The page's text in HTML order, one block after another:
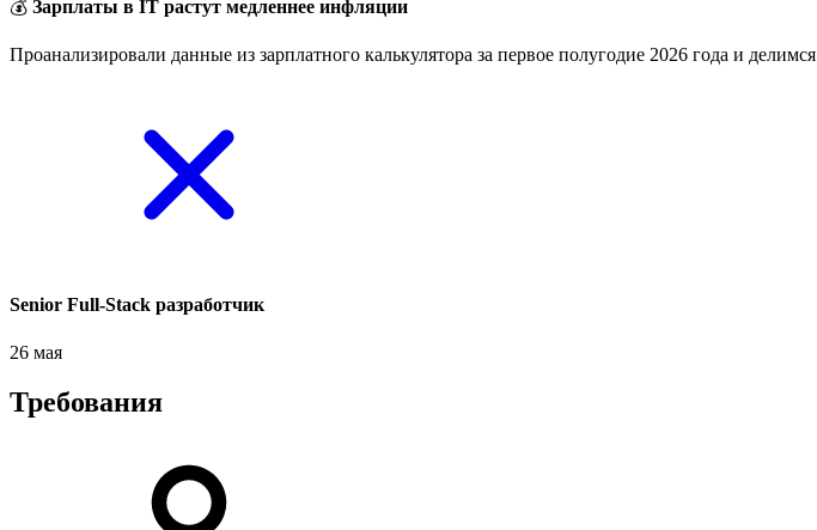
💰 Зарплаты в IT растут медленнее инфляции
Проанализировали данные из зарплатного калькулятора за первое полугодие 2026 года и делимся
Senior Full-Stack разработчик
26 мая
Требования